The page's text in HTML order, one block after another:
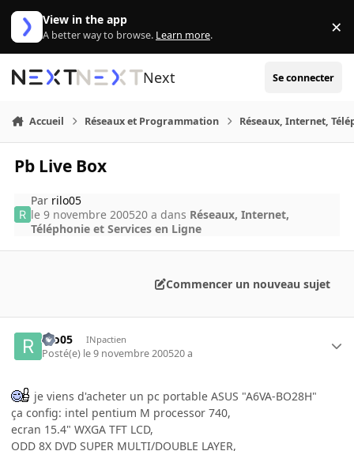
Aller au contenu
View in the app
A better way to browse. Learn more. ×
Next Se connecter
Accueil Réseaux et Programmation Réseaux, Internet,
Pb Live Box
Par rilo05
le 9 novembre 200520 a dans Réseaux, Internet,
Téléphonie et Services en Ligne
Commencer un nouveau sujet
rilo05 INpactien
Posté(e) le 9 novembre 200520 a
je viens d'acheter un pc portable ASUS "A6VA-BO28H"
ça config: intel pentium M processor 740,
ecran 15.4" WXGA TFT LCD,
ODD 8X DVD SUPER MULTI/DOUBLE LAYER,